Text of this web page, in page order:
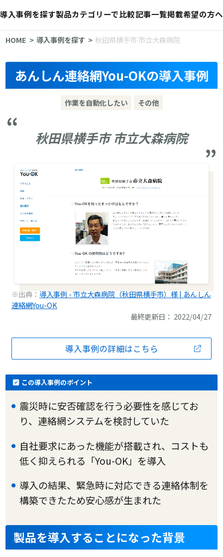
導入事例を探す製品カテゴリーで比較記事一覧掲載希望の方へ
HOME 導入事例を探す 秋田県横手市 市立大森病院
あんしん連絡網You-OKの導入事例
作業を自動化したい その他
秋田県横手市 市立大森病院
※出典： 導入事例 - 市立大森病院（秋田県横手市）様 | あんしん
連絡網You-OK
最終更新日： 2022/04/27
導入事例の詳細はこちら
この導入事例のポイント
震災時に安否確認を行う必要性を感じてお
り、連絡網システムを検討していた
自社要求にあった機能が搭載され、コストも
低く抑えられる「You-OK」を導入
導入の結果、緊急時に対応できる連絡体制を
構築できたため安心感が生まれた
製品を導入することになった背景